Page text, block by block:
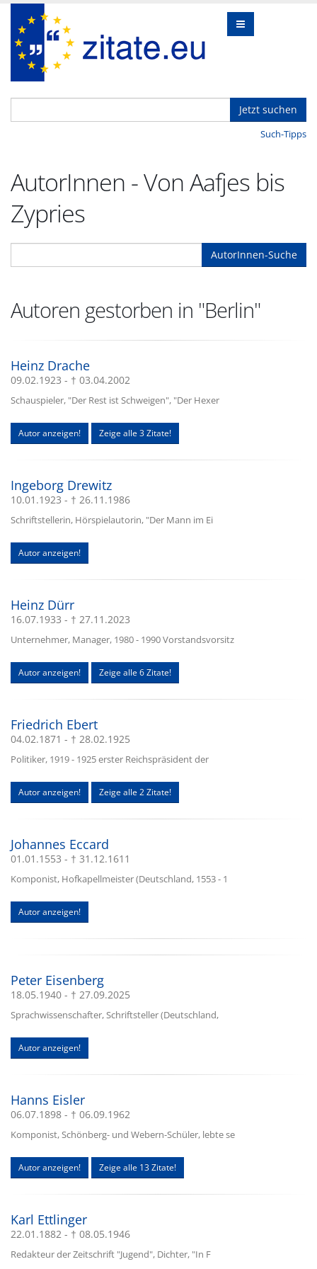
Jetzt suchen
Such-Tipps
AutorInnen - Von Aafjes bis
Zypries
AutorInnen-Suche
Autoren gestorben in "Berlin"
Heinz Drache
09.02.1923 - † 03.04.2002
Schauspieler, "Der Rest ist Schweigen", "Der Hexer
Autor anzeigen! Zeige alle 3 Zitate!
Ingeborg Drewitz
10.01.1923 - † 26.11.1986
Schriftstellerin, Hörspielautorin, "Der Mann im Ei
Autor anzeigen!
Heinz Dürr
16.07.1933 - † 27.11.2023
Unternehmer, Manager, 1980 - 1990 Vorstandsvorsitz
Autor anzeigen! Zeige alle 6 Zitate!
Friedrich Ebert
04.02.1871 - † 28.02.1925
Politiker, 1919 - 1925 erster Reichspräsident der
Autor anzeigen! Zeige alle 2 Zitate!
Johannes Eccard
01.01.1553 - † 31.12.1611
Komponist, Hofkapellmeister (Deutschland, 1553 - 1
Autor anzeigen!
Peter Eisenberg
18.05.1940 - † 27.09.2025
Sprachwissenschafter, Schriftsteller (Deutschland,
Autor anzeigen!
Hanns Eisler
06.07.1898 - † 06.09.1962
Komponist, Schönberg- und Webern-Schüler, lebte se
Autor anzeigen! Zeige alle 13 Zitate!
Karl Ettlinger
22.01.1882 - † 08.05.1946
Redakteur der Zeitschrift "Jugend", Dichter, "In F